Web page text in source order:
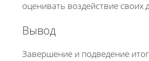
оценивать воздействие своих
Вывод
Завершение и подведение